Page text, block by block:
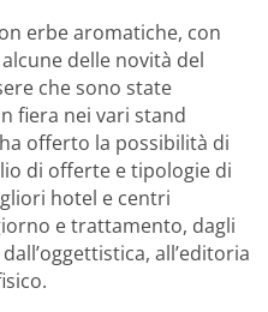
erbe aromatiche, con
delle novità del
che sono state
fiera nei vari stand
offerto la possibilità di
di offerte e tipologie di
hotel e centri
e trattamento, dagli
all’editoria